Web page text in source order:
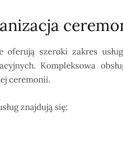
oferują szeroki zakres
Kompleksowa
ceremonii.
znajdują się: